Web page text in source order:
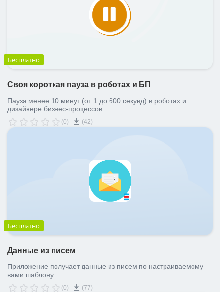
Бесплатно
Своя короткая пауза в роботах и БП
Пауза менее 10 минут (от 1 до 600 секунд) в роботах и
дизайнере бизнес-процессов.
(0) (42)
Бесплатно
Данные из писем
Приложение получает данные из писем по настраиваемому
вами шаблону
(0) (77)